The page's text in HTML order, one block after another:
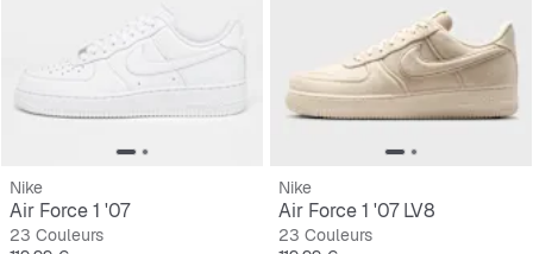
Nike
Air Force 1 '07
23 Couleurs
Nike
Air Force 1 '07 LV8
23 Couleurs